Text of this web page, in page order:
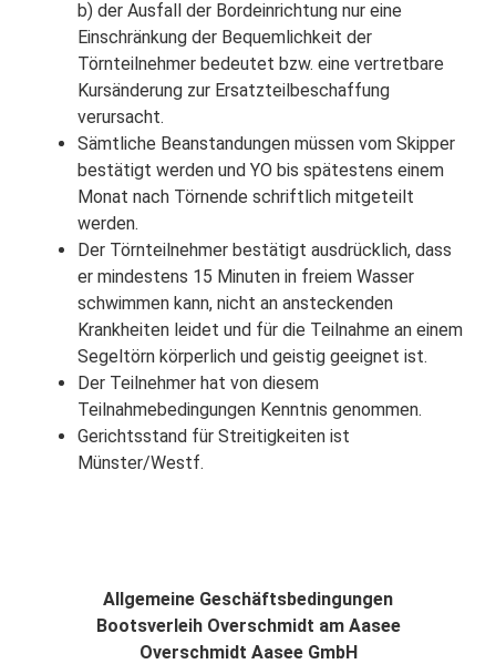
b) der Ausfall der Bordeinrichtung nur eine
Einschränkung der Bequemlichkeit der
Törnteilnehmer bedeutet bzw. eine vertretbare
Kursänderung zur Ersatzteilbeschaffung
verursacht.
Sämtliche Beanstandungen müssen vom Skipper
bestätigt werden und YO bis spätestens einem
Monat nach Törnende schriftlich mitgeteilt
werden.
Der Törnteilnehmer bestätigt ausdrücklich, dass
er mindestens 15 Minuten in freiem Wasser
schwimmen kann, nicht an ansteckenden
Krankheiten leidet und für die Teilnahme an einem
Segeltörn körperlich und geistig geeignet ist.
Der Teilnehmer hat von diesem
Teilnahmebedingungen Kenntnis genommen.
Gerichtsstand für Streitigkeiten ist
Münster/Westf.
Allgemeine Geschäftsbedingungen
Bootsverleih Overschmidt am Aasee
Overschmidt Aasee GmbH